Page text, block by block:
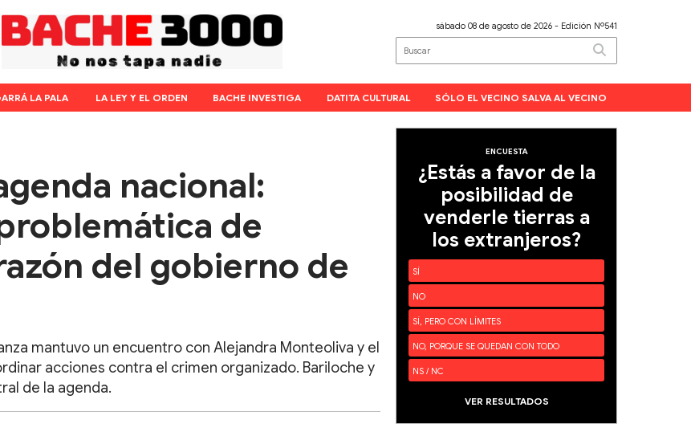
sábado 08 de agosto de 2026 - Edición Nº541
LA PALA LA LEY Y EL ORDEN BACHE INVESTIGA DATITA CULTURAL SÓLO EL VECINO SALVA AL VECINO
nacional:
de
del gobierno de
mantuvo un encuentro con Alejandra Monteoliva y el
acciones contra el crimen organizado. Bariloche y
de la agenda.
ENCUESTA
¿Estás a favor de la
posibilidad de
venderle tierras a
los extranjeros?
SÍ
NO
SÍ, PERO CON LÍMITES
NO, PORQUE SE QUEDAN CON TODO
NS / NC
VER RESULTADOS